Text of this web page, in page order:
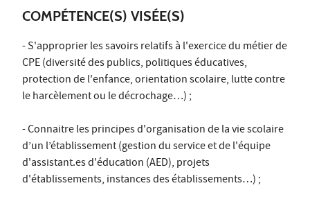
COMPÉTENCE(S) VISÉE(S)
- S'approprier les savoirs relatifs à l'exercice du métier de
CPE (diversité des publics, politiques éducatives,
protection de l'enfance, orientation scolaire, lutte contre
le harcèlement ou le décrochage…) ;
- Connaitre les principes d'organisation de la vie scolaire
d’un l’établissement (gestion du service et de l'équipe
d'assistant.es d'éducation (AED), projets
d'établissements, instances des établissements…) ;